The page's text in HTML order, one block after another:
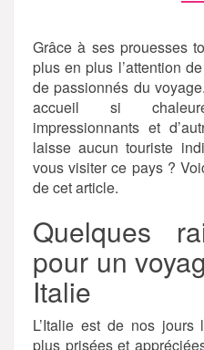
Grâce à ses prouesses
plus en plus l’attention
de passionnés du
accueil si
impressionnants et
laisse aucun touriste
vous visiter ce pays ?
de cet article.
Quelques
pour un
Italie
L’Italie est de nos jours
plus prisées et